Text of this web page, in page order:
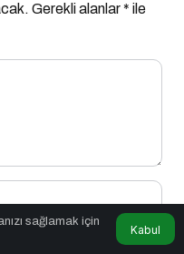
Gerekli alanlar* ile
sağlamak için
Kabul